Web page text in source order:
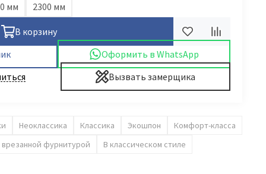
мм 2300 мм
В корзину
Оформить в WhatsApp
Вызвать замерщика
Неоклассика Классика Экошпон
Комфорт-класса
врезанной фурнитурой
В классическом стиле